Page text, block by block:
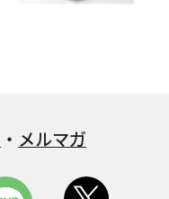
・ メルマガ